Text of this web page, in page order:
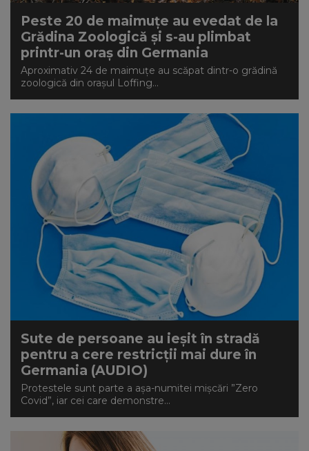
Peste 20 de maimuțe au evedat de la
Grădina Zoologică și s-au plimbat
printr-un oraș din Germania
Aproximativ 24 de maimuţe au scăpat dintr-o grădină
zoologică din oraşul Loffing...
Sute de persoane au ieșit în stradă
pentru a cere restricții mai dure în
Germania (AUDIO)
Protestele sunt parte a aşa-numitei mişcări ”Zero
Covid”, iar cei care demonstre...